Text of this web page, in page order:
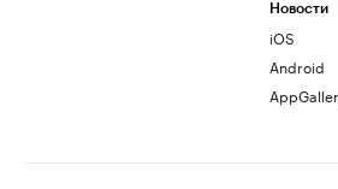
Новости
iOS
Android